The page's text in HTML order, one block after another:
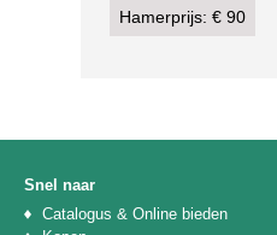
Hamerprijs: € 90
Snel naar
Catalogus & Online bieden